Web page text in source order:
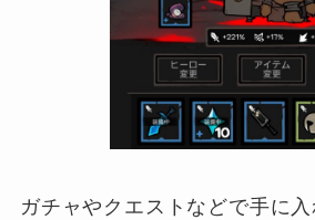
ガチャやクエストなどで手に